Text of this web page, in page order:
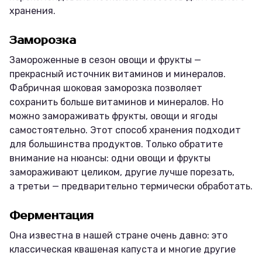
хранения.
Заморозка
Замороженные в сезон овощи и фрукты —
прекрасный источник витаминов и минералов.
Фабричная шоковая заморозка позволяет
сохранить больше витаминов и минералов. Но
можно замораживать фрукты, овощи и ягоды
самостоятельно. Этот способ хранения подходит
для большинства продуктов. Только обратите
внимание на нюансы: одни овощи и фрукты
замораживают целиком, другие лучше порезать,
а третьи — предварительно термически обработать.
Ферментация
Она известна в нашей стране очень давно: это
классическая квашеная капуста и многие другие